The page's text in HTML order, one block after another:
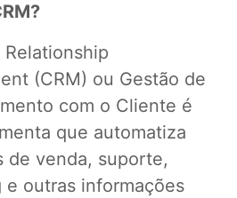
(CRM) ou Gestão de
com o Cliente é
que automatiza
de venda, suporte,
e outras informações